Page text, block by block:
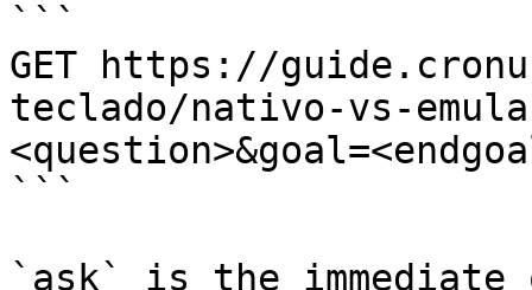
```
GET https://
teclado/nativo-vs-
```
`ask` is the